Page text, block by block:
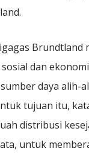
Brundtland
dan
daya alih-
tujuan itu,
distribusi
untuk